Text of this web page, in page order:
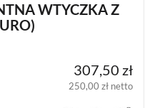
WTYCZKA Z
307,50 zł
250,00 zł netto